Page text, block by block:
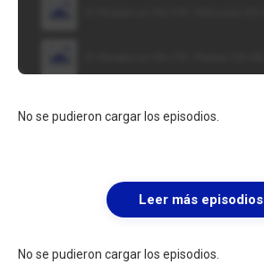
No se pudieron cargar los episodios.
Leer más episodios
No se pudieron cargar los episodios.